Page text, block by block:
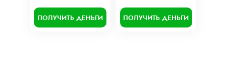
ПОЛУЧИТЬ ДЕНЬГИ ПОЛУЧИТЬ ДЕНЬГИ